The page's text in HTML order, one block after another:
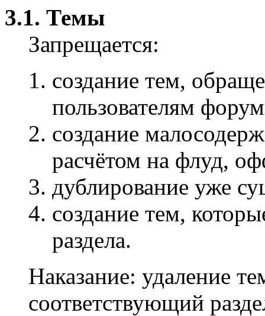
3.1. Темы
Запрещается:
создание тем,
пользователям
создание
расчётом на флуд,
дублирование уже
создание тем,
раздела.
Наказание: удаление
соответствующий